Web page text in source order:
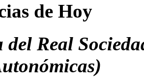
de Hoy
del Real